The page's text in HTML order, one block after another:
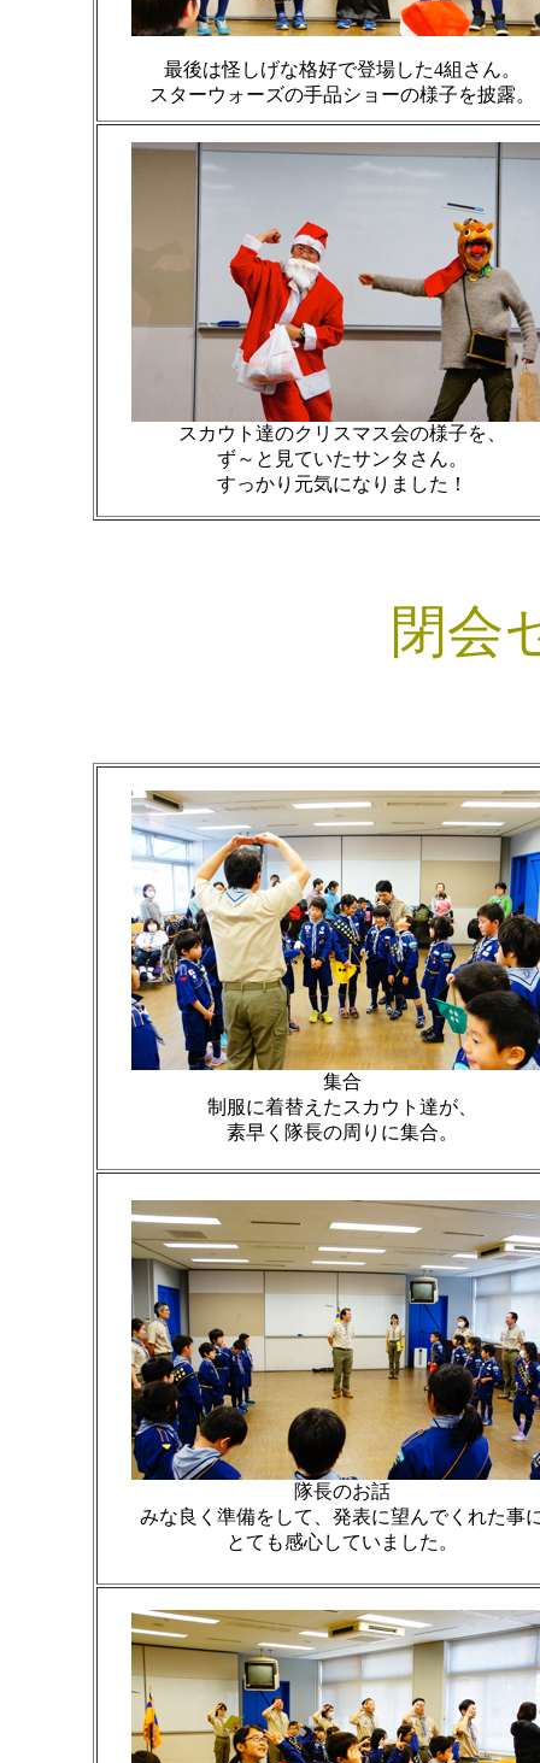
最後は怪しげな格好で登場した4組さん。
スターウォーズの手品ショーの様子を披露。
スカウト達のクリスマス会の様子を、
ず～と見ていたサンタさん。
すっかり元気になりました！
閉会
集合
制服に着替えたスカウト達が、
素早く隊長の周りに集合。
隊長のお話
みな良く準備をして、発表に望んでくれた事
とても感心していました。